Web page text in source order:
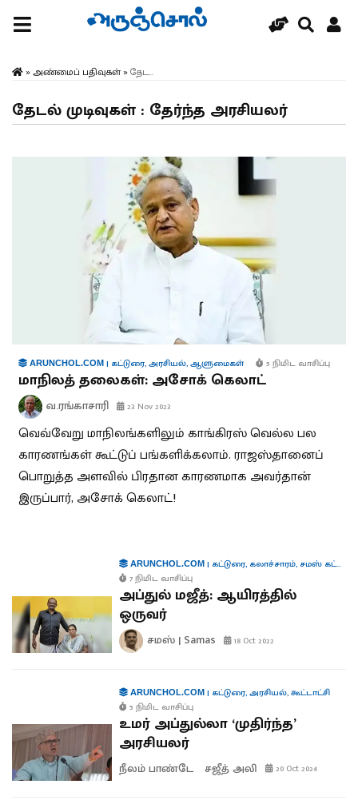
» அண்மைப் பதிவுகள்» தேட...
தேடல் முடிவுகள் : தேர்ந்த அரசியலர்
ARUNCHOL.COM | கட்டுரை,அரசியல்,ஆளுமைகள் 5 நிமிட வாசிப்பு
மாநிலத் தலைகள்: அசோக் கெலாட்
வ.ரங்காசாரி 23 Nov 2023
வெவ்வேறு மாநிலங்களிலும் காங்கிரஸ் வெல்ல பல
காரணங்கள் கூட்டுப் பங்களிக்கலாம். ராஜஸ்தானைப்
பொறுத்த அளவில் பிரதான காரணமாக அவர்தான்
இருப்பார், அசோக் கெலாட்!
ARUNCHOL.COM| கட்டுரை, கலாச்சாரம், சமஸ் கட்டுரை
7 நிமிட வாசிப்பு
அப்துல் மஜீத்: ஆயிரத்தில்
ஒருவர்
சமஸ் | Samas 18 Oct 2022
ARUNCHOL.COM| கட்டுரை,அரசியல்,கூட்டாட்சி
5 நிமிட வாசிப்பு
உமர் அப்துல்லா ‘முதிர்ந்த’
அரசியலர்
நீலம் பாண்டே சஜீத் அலி 20 Oct 2024